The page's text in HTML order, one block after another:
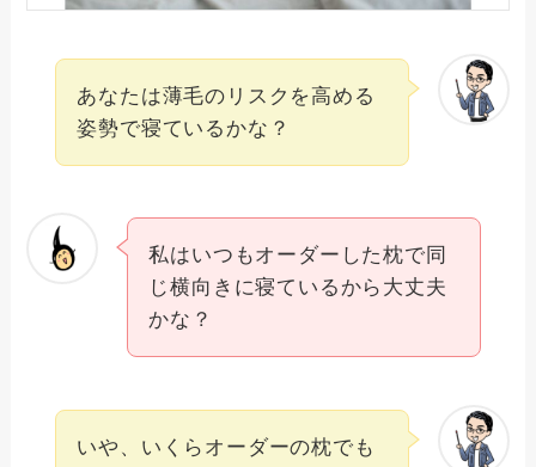
あなたは薄毛のリスクを高める
姿勢で寝ているかな？
私はいつもオーダーした枕で同
じ横向きに寝ているから大丈夫
かな？
いや、いくらオーダーの枕でも